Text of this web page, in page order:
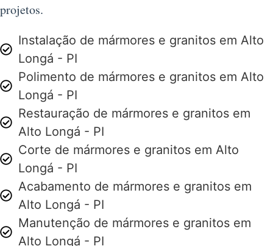
projetos.
Instalação de mármores e granitos em Alto
Longá - PI
Polimento de mármores e granitos em Alto
Longá - PI
Restauração de mármores e granitos em
Alto Longá - PI
Corte de mármores e granitos em Alto
Longá - PI
Acabamento de mármores e granitos em
Alto Longá - PI
Manutenção de mármores e granitos em
Alto Longá - PI